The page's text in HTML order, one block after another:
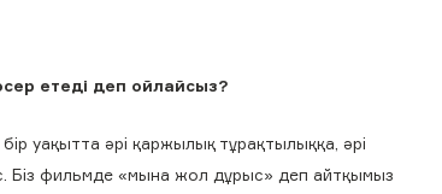
етеді деп ойлайсыз?
уақытта әрі қаржылық тұрақтылыққа, әрі
Біз фильмде «мына жол дұрыс» деп айтқымыз